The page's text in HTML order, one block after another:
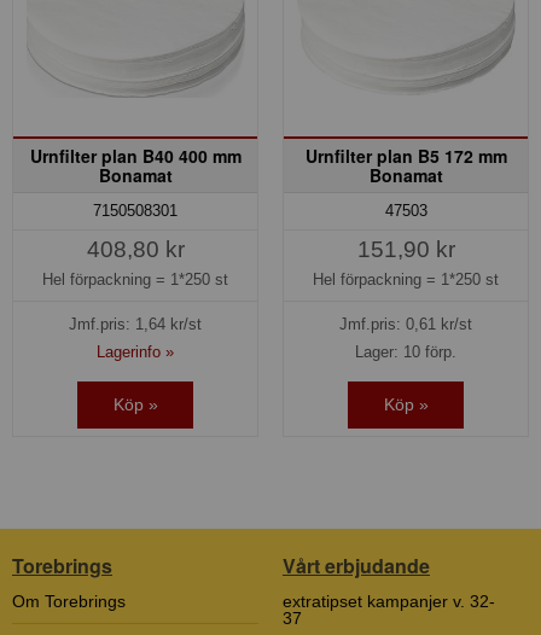
Urnfilter plan B40 400 mm
Bonamat
7150508301
408,80 kr
Hel förpackning = 1*250 st
Jmf.pris: 1,64 kr/st
Lagerinfo »
Köp »
Urnfilter plan B5 172 mm
Bonamat
47503
151,90 kr
Hel förpackning = 1*250 st
Jmf.pris: 0,61
kr/st
Lager: 10 förp.
Köp »
Torebrings
Om Torebrings
Vårt erbjudande
extratipset kampanjer v. 32-
37